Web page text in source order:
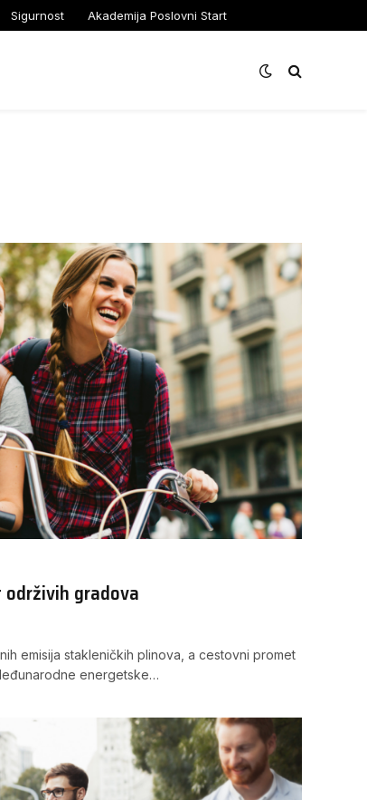
Sigurnost Akademija Poslovni Start
gradova
emisija stakleničkih plinova, a cestovni promet
energetske…